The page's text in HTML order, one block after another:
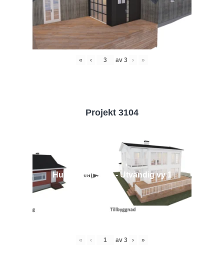
« ‹ av 3 › »
Projekt 3104
Husmodell 3104 - Utvändig vy 1
« ‹ av 3 › »